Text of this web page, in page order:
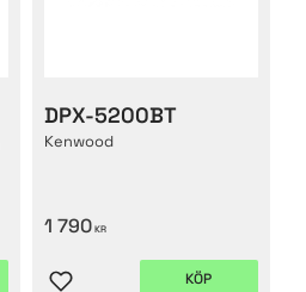
DPX-5200BT
Kenwood
1 790 KR
KÖP